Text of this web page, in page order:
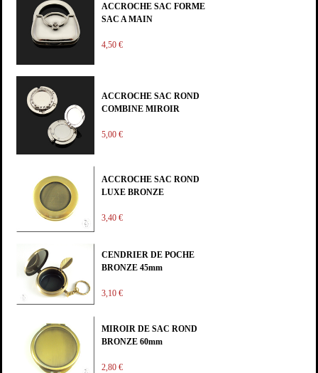
ACCROCHE SAC FORME
SAC A MAIN
4,50 €
ACCROCHE SAC ROND
COMBINE MIROIR
5,00 €
ACCROCHE SAC ROND
LUXE BRONZE
3,40 €
CENDRIER DE POCHE
BRONZE 45mm
3,10 €
MIROIR DE SAC ROND
BRONZE 60mm
2,80 €